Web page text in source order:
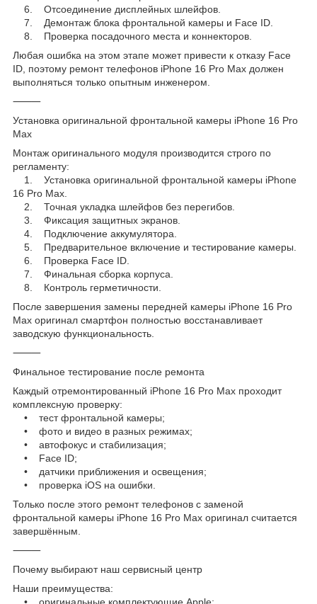
6. Отсоединение дисплейных шлейфов.
7. Демонтаж блока фронтальной камеры и Face ID.
8. Проверка посадочного места и коннекторов.
Любая ошибка на этом этапе может привести к отказу Face
ID, поэтому ремонт телефонов iPhone 16 Pro Max должен
выполняться только опытным инженером.
⸻
Установка оригинальной фронтальной камеры iPhone 16 Pro
Max
Монтаж оригинального модуля производится строго по
регламенту:
1. Установка оригинальной фронтальной камеры iPhone
16 Pro Max.
2. Точная укладка шлейфов без перегибов.
3. Фиксация защитных экранов.
4. Подключение аккумулятора.
5. Предварительное включение и тестирование камеры.
6. Проверка Face ID.
7. Финальная сборка корпуса.
8. Контроль герметичности.
После завершения замены передней камеры iPhone 16 Pro
Max оригинал смартфон полностью восстанавливает
заводскую функциональность.
⸻
Финальное тестирование после ремонта
Каждый отремонтированный iPhone 16 Pro Max проходит
комплексную проверку:
• тест фронтальной камеры;
• фото и видео в разных режимах;
• автофокус и стабилизация;
• Face ID;
• датчики приближения и освещения;
• проверка iOS на ошибки.
Только после этого ремонт телефонов с заменой
фронтальной камеры iPhone 16 Pro Max оригинал считается
завершённым.
⸻
Почему выбирают наш сервисный центр
Наши преимущества:
• оригинальные комплектующие Apple;